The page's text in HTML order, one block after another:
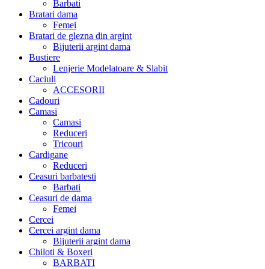
Barbati
Bratari dama
Femei
Bratari de glezna din argint
Bijuterii argint dama
Bustiere
Lenjerie Modelatoare & Slabit
Caciuli
ACCESORII
Cadouri
Camasi
Camasi
Reduceri
Tricouri
Cardigane
Reduceri
Ceasuri barbatesti
Barbati
Ceasuri de dama
Femei
Cercei
Cercei argint dama
Bijuterii argint dama
Chiloti & Boxeri
BARBATI